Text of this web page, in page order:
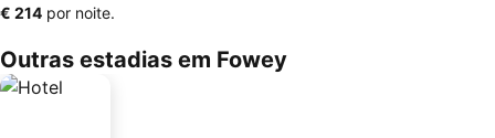
‎€ 214 por noite.
Outras estadias em Fowey